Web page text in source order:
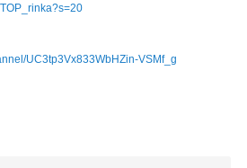
UC3tp3Vx833WbHZin-VSMf_g